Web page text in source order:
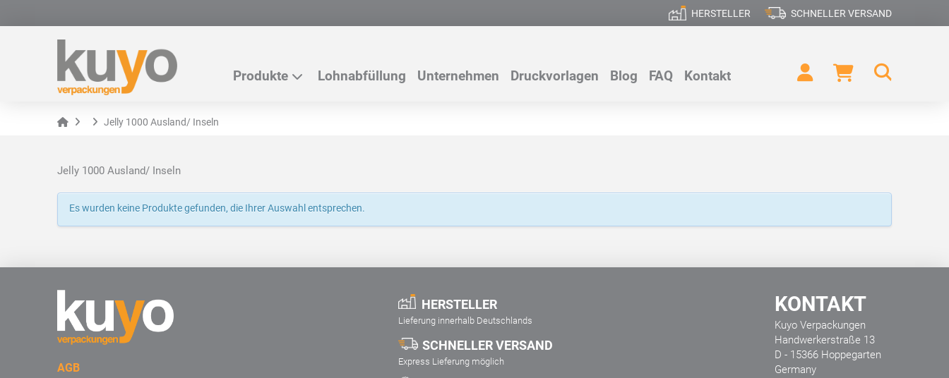
HERSTELLER SCHNELLER VERSAND
Produkte Lohnabfüllung Unternehmen Druckvorlagen Blog FAQ Kontakt
Home Jelly 1000 Ausland/ Inseln
Jelly 1000 Ausland/ Inseln
Es wurden keine Produkte gefunden, die Ihrer Auswahl entsprechen.
AGB
HERSTELLER
Lieferung innerhalb Deutschlands
SCHNELLER VERSAND
Express Lieferung möglich
KONTAKT
Kuyo Verpackungen
Handwerkerstraße 13
D - 15366 Hoppegarten
Germany